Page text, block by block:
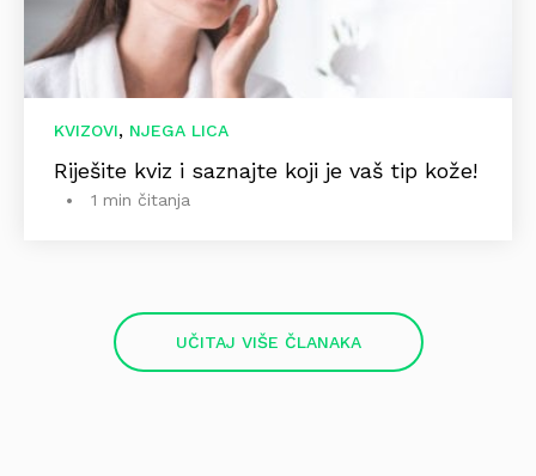
KVIZOVI, NJEGA LICA
Riješite kviz i saznajte koji je vaš tip kože!
1 min čitanja
UČITAJ VIŠE ČLANAKA